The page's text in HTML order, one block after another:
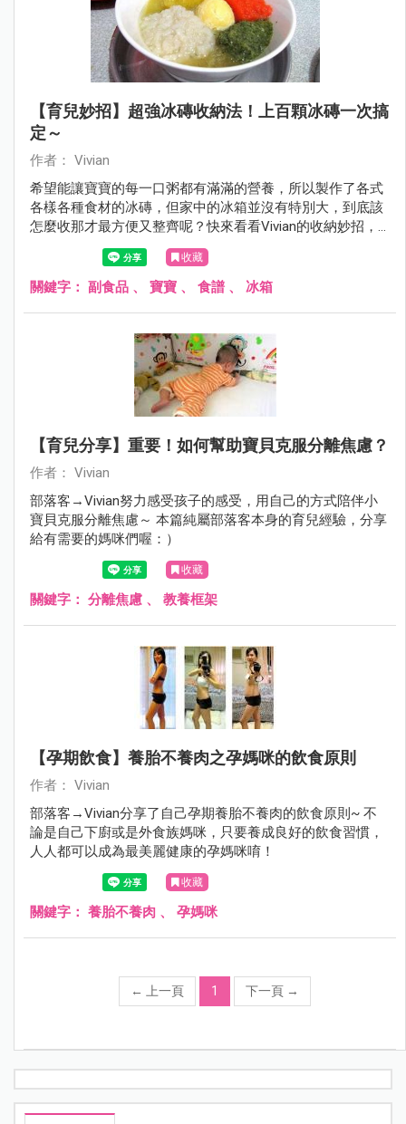
【育兒妙招】超強冰磚收納法！上百顆冰磚一次搞
定～
作者： Vivian
希望能讓寶寶的每一口粥都有滿滿的營養，所以製作了各式
各樣各種食材的冰磚，但家中的冰箱並沒有特別大，到底該
怎麼收那才最方便又整齊呢？快來看看Vivian的收納妙招，
不但讓冰箱一目了然，也讓拿取冰磚時更方便優雅喔！
收藏
關鍵字： 副食品 、 寶寶 、 食譜 、 冰箱
【育兒分享】重要！如何幫助寶貝克服分離焦慮？
作者： Vivian
部落客→Vivian努力感受孩子的感受，用自己的方式陪伴小
寶貝克服分離焦慮～ 本篇純屬部落客本身的育兒經驗，分享
給有需要的媽咪們喔：）
收藏
關鍵字： 分離焦慮 、 教養框架
【孕期飲食】養胎不養肉之孕媽咪的飲食原則
作者： Vivian
部落客→Vivian分享了自己孕期養胎不養肉的飲食原則~ 不
論是自己下廚或是外食族媽咪，只要養成良好的飲食習慣，
人人都可以成為最美麗健康的孕媽咪唷！
收藏
關鍵字： 養胎不養肉 、 孕媽咪
← 上一頁 1 下一頁 →